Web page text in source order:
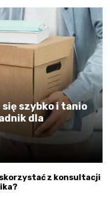
szybko i tanio
dla
z konsultacji